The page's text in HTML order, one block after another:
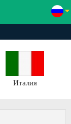
Италия